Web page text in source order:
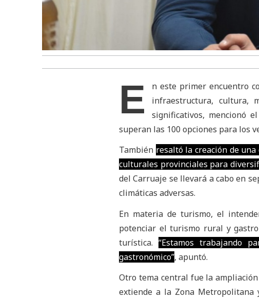
E
n este primer encuentro
infraestructura, cultura,
significativos, mencionó
superan las 100 opciones para los
También resaltó la creación de
culturales provinciales para
del Carruaje se llevará a cabo en
climáticas adversas.
En materia de turismo, el
potenciar el turismo rural y
turística.“Estamos trabajando
gastronómico”, apuntó.
Otro tema central fue la
extiende a la Zona Metropolitana